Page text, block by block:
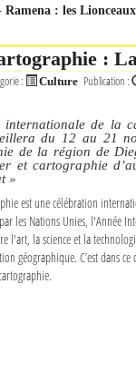
: les Lionceaux
:
: Culture Publication :
internationale de la
du 12 au 21
de la région de
et cartographie
»
est une célébration
les Nations Unies, l'Année
l'art, la science et la
géographique. C’est dans ce